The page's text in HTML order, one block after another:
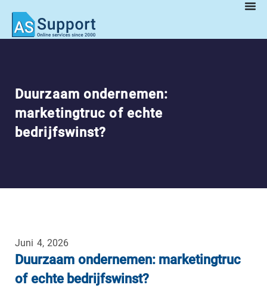
Duurzaam ondernemen:
marketingtruc of echte
bedrijfswinst?
Juni 4, 2026
Duurzaam ondernemen: marketingtruc
of echte bedrijfswinst?